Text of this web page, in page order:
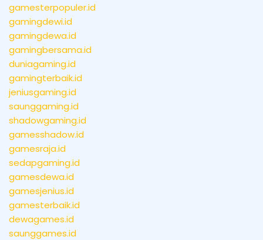
gamesterpopuler.id
gamingdewi.id
gamingdewa.id
gamingbersama.id
duniagaming.id
gamingterbaik.id
jeniusgaming.id
saunggaming.id
shadowgaming.id
gamesshadow.id
gamesraja.id
sedapgaming.id
gamesdewa.id
gamesjenius.id
gamesterbaik.id
dewagames.id
saunggames.id